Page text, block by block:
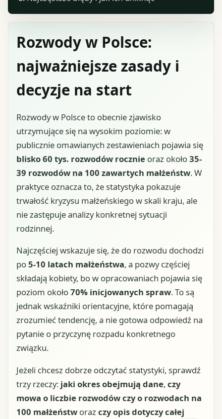
Rozwody w Polsce:
najważniejsze zasady i
decyzje na start
Rozwody w Polsce to obecnie zjawisko
utrzymujące się na wysokim poziomie: w
publicznie omawianych zestawieniach pojawia się
blisko 60 tys. rozwodów rocznie oraz około35-
39 rozwodów na 100 zawartych małżeństw. W
praktyce oznacza to, że statystyka pokazuje
trwałość kryzysu małżeńskiego w skali kraju, ale
nie zastępuje analizy konkretnej sytuacji
rodzinnej.
Najczęściej wskazuje się, że do rozwodu dochodzi
po5-10 latach małżeństwa, a pozwy częściej
składają kobiety, bo w opracowaniach pojawia się
poziom około70% inicjowanych spraw. To są
jednak wskaźniki orientacyjne, które pomagają
zrozumieć tendencję, a nie gotowa odpowiedź na
pytanie o przyczynę rozpadu konkretnego
związku.
Jeżeli chcesz dobrze odczytać statystyki, sprawdź
trzy rzeczy: jaki okres obejmują dane, czy
mowa o liczbie rozwodów czy o rozwodach na
100 małżeństw orazczy opis dotyczy całej